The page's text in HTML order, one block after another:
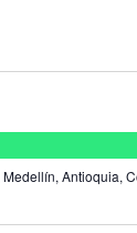
Antioquia,